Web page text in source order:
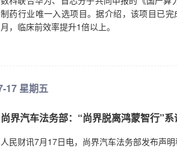
制药行业唯一入选项目。据介绍，该项目已
月，临床前效率提升1倍以上。
17 星期五
尚界汽车法务部：“尚界脱离鸿蒙智行”系
人民财讯7月17日电，尚界汽车法务部发布声